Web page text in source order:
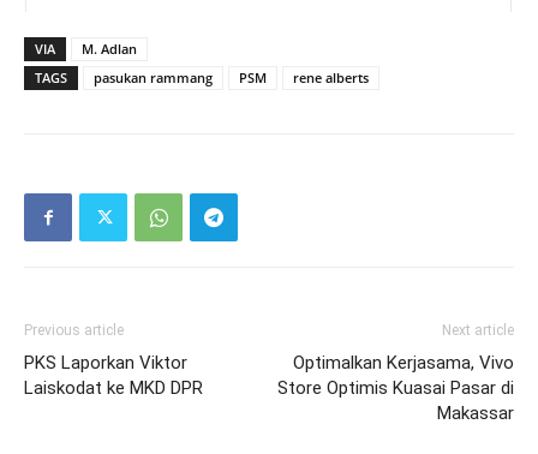
VIA
M. Adlan
TAGS
pasukan rammang PSM rene alberts
Previous article
PKS Laporkan Viktor
Laiskodat ke MKD DPR
Next article
Optimalkan Kerjasama, Vivo
Store Optimis Kuasai Pasar di
Makassar